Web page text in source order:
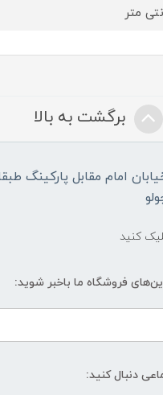
برگشت به بالا
امام مقابل پارکینگ
کنید
فروشگاه ما باخبر شوید:
دنبال کنید: